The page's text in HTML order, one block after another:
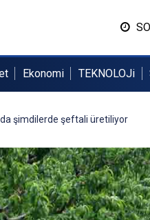
Ekonomi TEKNOLOJi
şimdilerde şeftali üretiliyor